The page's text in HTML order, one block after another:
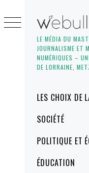
LE MÉDIA DU
JOURNALISME ET
NUMÉRIQUES –
DE LORRAINE,
MenuLES CHOIX DE
SOCIÉTÉ
POLITIQUE ET
ÉDUCATION
to
content